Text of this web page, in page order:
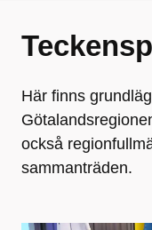
Här finns
också
sammanträden.